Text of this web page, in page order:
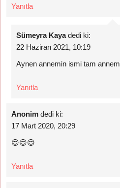
Yanıtla
Sümeyra Kaya dedi ki:
22 Haziran 2021, 10:19
Aynen annemin ismi tam
Yanıtla
Anonim dedi ki:
17 Mart 2020, 20:29
😍😍😍
Yanıtla